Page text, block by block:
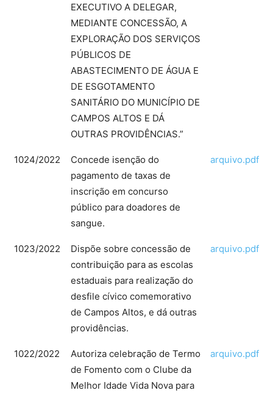
EXECUTIVO A DELEGAR,
MEDIANTE CONCESSÃO, A
EXPLORAÇÃO DOS SERVIÇOS
PÚBLICOS DE
ABASTECIMENTO DE ÁGUA E
DE ESGOTAMENTO
SANITÁRIO DO MUNICÍPIO DE
CAMPOS ALTOS E DÁ
OUTRAS PROVIDÊNCIAS.”
1024/2022
Concede isenção do
pagamento de taxas de
inscrição em concurso
público para doadores de
sangue.
arquivo.pdf
1023/2022
Dispõe sobre concessão de
contribuição para as escolas
estaduais para realização do
desfile cívico comemorativo
de Campos Altos, e dá outras
providências.
arquivo.pdf
1022/2022
Autoriza celebração de Termo
de Fomento com o Clube da
Melhor Idade Vida Nova para
arquivo.pdf